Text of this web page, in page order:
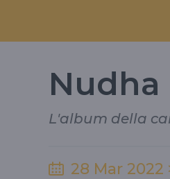
Nudha
L'album della
28 Mar 2022